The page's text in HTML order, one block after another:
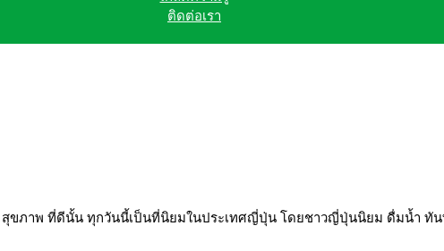
ติดต่อเรา
สุขภาพ ที่ดีนั้น ทุกวันนี้เป็นที่นิยมในประเทศญี่ปุ่น โดยชาวญี่ปุ่นนิยม ดื่มน้ำ ทั